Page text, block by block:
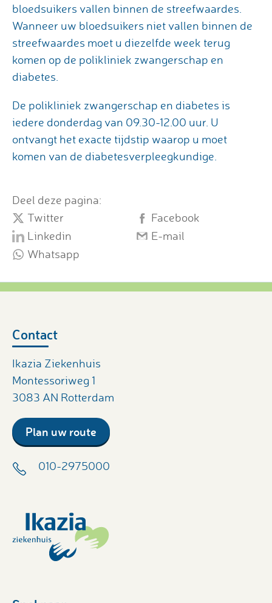
bloedsuikers vallen binnen de streefwaardes.
Wanneer uw bloedsuikers niet vallen binnen de
streefwaardes moet u diezelfde week terug
komen op de polikliniek zwangerschap en
diabetes.
De polikliniek zwangerschap en diabetes is
iedere donderdag van 09.30-12.00 uur. U
ontvangt het exacte tijdstip waarop u moet
komen van de diabetesverpleegkundige.
Deel deze pagina:
Twitter
Facebook
Linkedin
E-mail
Whatsapp
Contact
Ikazia Ziekenhuis
Montessoriweg 1
3083 AN Rotterdam
Plan uw route
010-2975000